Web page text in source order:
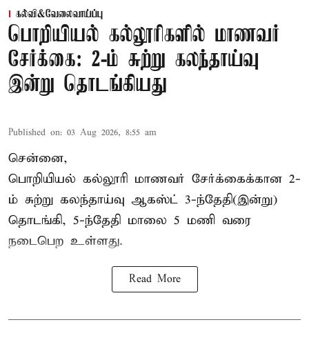
கல்வி&வேலைவாய்ப்பு
பொறியியல் கல்லூரிகளில் மாணவர்
சேர்க்கை: 2-ம் சுற்று கலந்தாய்வு
இன்று தொடங்கியது
Published on: 03 Aug 2026, 8:55 am
சென்னை,
பொறியியல் கல்லூரி மாணவர் சேர்க்கைக்கான 2-
ம் சுற்று கலந்தாய்வு ஆகஸ்ட் 3-ந்தேதி(இன்று)
தொடங்கி, 5-ந்தேதி மாலை 5 மணி வரை
நடைபெற உள்ளது.
Read More